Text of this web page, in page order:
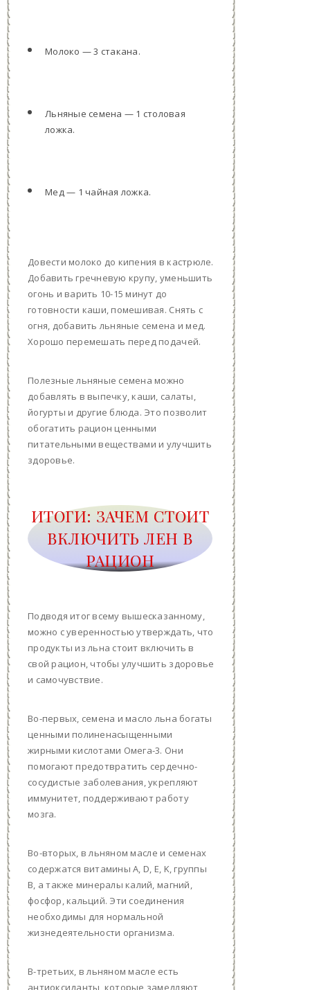
Молоко — 3 стакана.
Льняные семена — 1 столовая
ложка.
Мед — 1 чайная ложка.
Довести молоко до кипения в кастрюле.
Добавить гречневую крупу, уменьшить
огонь и варить 10-15 минут до
готовности каши, помешивая. Снять с
огня, добавить льняные семена и мед.
Хорошо перемешать перед подачей.
Полезные льняные семена можно
добавлять в выпечку, каши, салаты,
йогурты и другие блюда. Это позволит
обогатить рацион ценными
питательными веществами и улучшить
здоровье.
ИТОГИ: ЗАЧЕМ СТОИТ
ВКЛЮЧИТЬ ЛЕН В
РАЦИОН
Подводя итог всему вышесказанному,
можно с уверенностью утверждать, что
продукты из льна стоит включить в
свой рацион, чтобы улучшить здоровье
и самочувствие.
Во-первых, семена и масло льна богаты
ценными полиненасыщенными
жирными кислотами Омега-3. Они
помогают предотвратить сердечно-
сосудистые заболевания, укрепляют
иммунитет, поддерживают работу
мозга.
Во-вторых, в льняном масле и семенах
содержатся витамины А, D, E, K, группы
B, а также минералы калий, магний,
фосфор, кальций. Эти соединения
необходимы для нормальной
жизнедеятельности организма.
В-третьих, в льняном масле есть
антиоксиданты, которые замедляют